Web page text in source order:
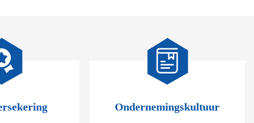
Ondernemingskultuur